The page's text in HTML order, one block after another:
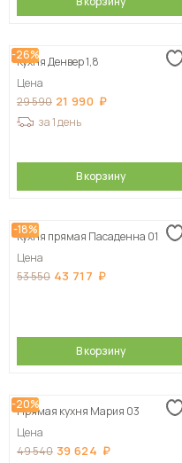
-26%
Кухня Денвер 1,8
Цена
29 590 21 990
за 1 день
В корзину
-18%
Кухня прямая Пасаденна 01
Цена
53 550 43 717
В корзину
-20%
Прямая кухня Мария 03
Цена
49 540 39 624